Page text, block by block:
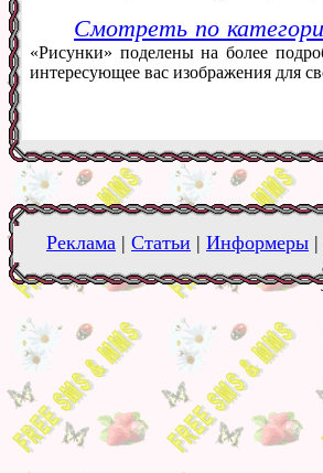
Смотреть по
«Рисунки» поделены на более
интересующее вас изображения для
Реклама | Статьи | Информеры |